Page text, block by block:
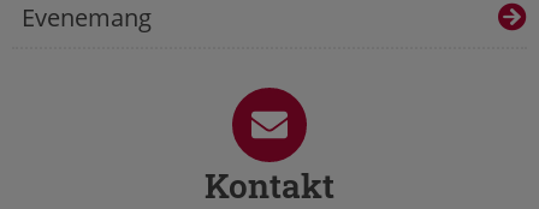
Evenemang
Kontakt